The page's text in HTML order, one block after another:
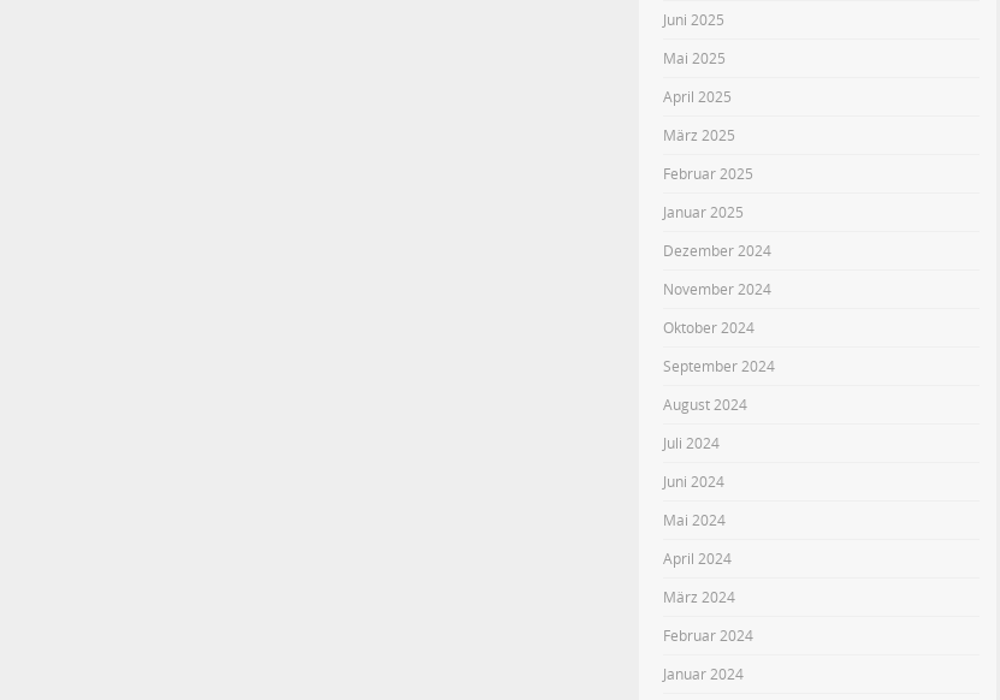
Juni 2025
Mai 2025
April 2025
März 2025
Februar 2025
Januar 2025
Dezember 2024
November 2024
Oktober 2024
September 2024
August 2024
Juli 2024
Juni 2024
Mai 2024
April 2024
März 2024
Februar 2024
Januar 2024